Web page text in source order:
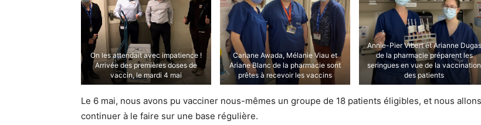
On les attendait avec impatience !
Arrivée des premières doses de
vaccin, le mardi 4 mai
Cariane Awada, Mélanie Viau et
Ariane Blanc de la pharmacie sont
prêtes à recevoir les vaccins
Annie-Pier Vibert et Arianne Dugas
de la pharmacie préparent les
seringues en vue de la vaccination
des patients
Le 6 mai, nous avons pu vacciner nous-mêmes un groupe de 18 patients éligibles, et nous allons
continuer à le faire sur une base régulière.